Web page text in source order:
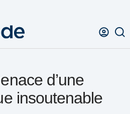
d’une
insoutenable